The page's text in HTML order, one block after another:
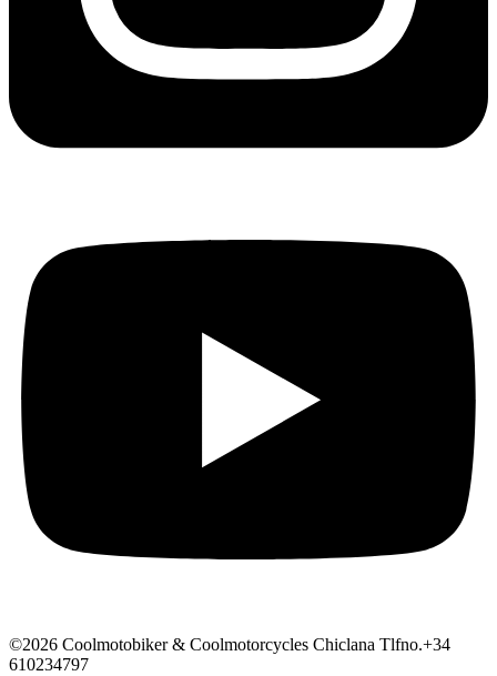
©2026 Coolmotobiker & Coolmotorcycles Chiclana Tlfno.+34
610234797